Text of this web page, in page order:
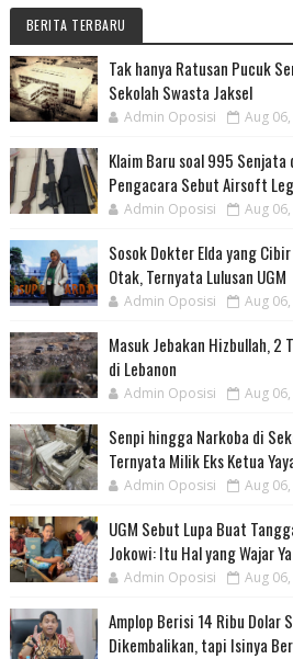
BERITA TERBARU
Tak hanya Ratusan Pucuk
Sekolah Swasta Jaksel
Admin Oposisi Aug
Klaim Baru soal 995 Senjata
Pengacara Sebut Airsoft
Admin Oposisi Aug
Sosok Dokter Elda yang
Otak, Ternyata Lulusan UGM
Admin Oposisi Aug
Masuk Jebakan Hizbullah, 2
di Lebanon
Admin Oposisi Aug
Senpi hingga Narkoba di
Ternyata Milik Eks Ketua
Admin Oposisi Aug
UGM Sebut Lupa Buat
Jokowi: Itu Hal yang Wajar Ya
Admin Oposisi Aug
Amplop Berisi 14 Ribu Dolar
Dikembalikan, tapi Isinya